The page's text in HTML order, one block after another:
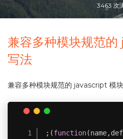
3463 次
兼容多种模块规范
写法
兼容多种模块规范的 javascript 模
; (function(name,